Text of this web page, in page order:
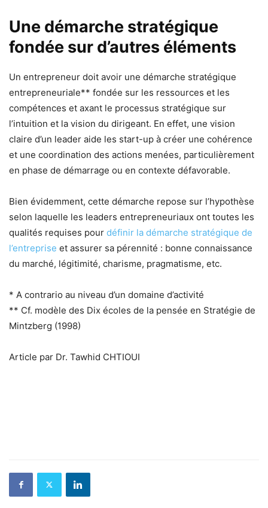
Une démarche stratégique
fondée sur d’autres éléments
Un entrepreneur doit avoir une démarche stratégique
entrepreneuriale** fondée sur les ressources et les
compétences et axant le processus stratégique sur
l’intuition et la vision du dirigeant. En effet, une vision
claire d’un leader aide les start-up à créer une cohérence
et une coordination des actions menées, particulièrement
en phase de démarrage ou en contexte défavorable.
Bien évidemment, cette démarche repose sur l’hypothèse
selon laquelle les leaders entrepreneuriaux ont toutes les
qualités requises pour définir la démarche stratégique de
l’entreprise et assurer sa pérennité : bonne connaissance
du marché, légitimité, charisme, pragmatisme, etc.
* A contrario au niveau d’un domaine d’activité
** Cf. modèle des Dix écoles de la pensée en Stratégie de
Mintzberg (1998)
Article par Dr. Tawhid CHTIOUI